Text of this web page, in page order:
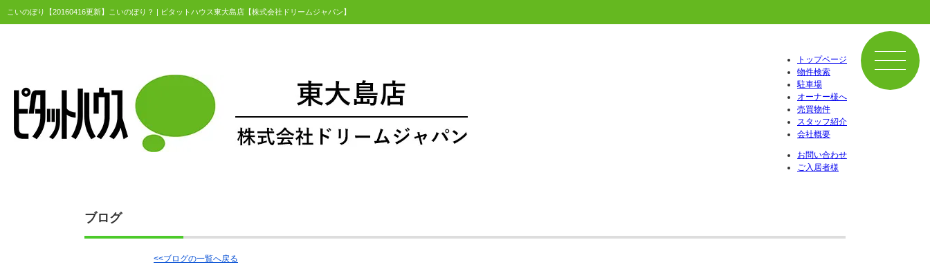
こいのぼり【20160416更新】こいのぼり？ | ピタットハウス東大島店【株式会社ドリームジャパン】
トップページ
物件検索
駐車場
オーナー様へ
売買物件
スタッフ紹介
会社概要
お問い合わせ
ご入居者様
ブログ
<<ブログの一覧へ戻る